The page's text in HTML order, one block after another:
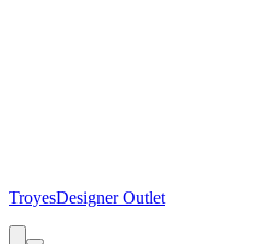
TroyesDesigner Outlet